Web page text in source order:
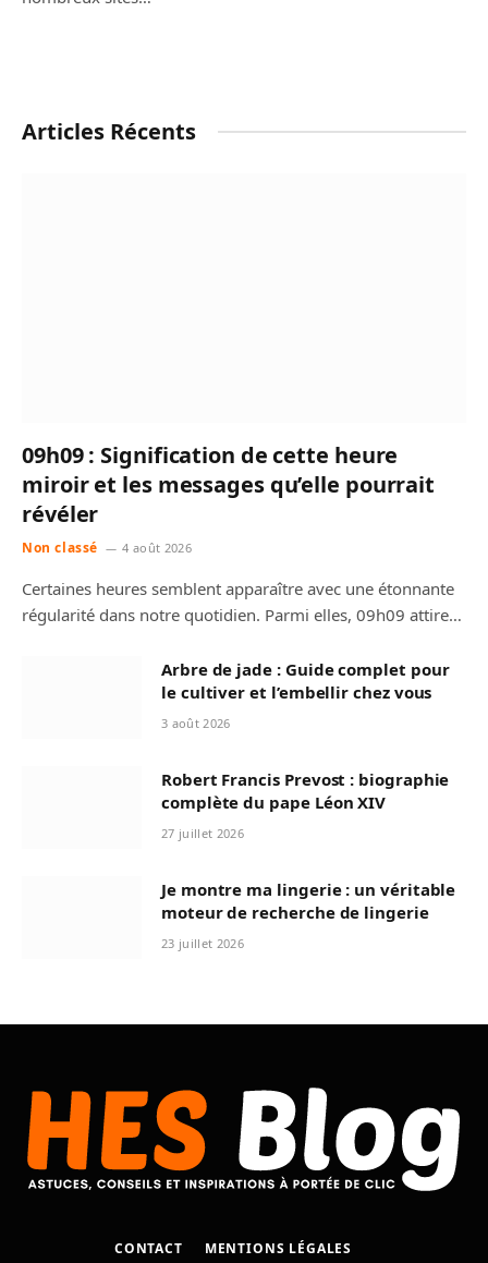
Articles Récents
09h09 : Signification de cette heure
miroir et les messages qu’elle pourrait
révéler
Non classé 4 août 2026
Certaines heures semblent apparaître avec une étonnante
régularité dans notre quotidien. Parmi elles, 09h09 attire…
Arbre de jade : Guide complet pour
le cultiver et l’embellir chez vous
3 août 2026
Robert Francis Prevost : biographie
complète du pape Léon XIV
27 juillet 2026
Je montre ma lingerie : un véritable
moteur de recherche de lingerie
23 juillet 2026
CONTACT MENTIONS LÉGALES